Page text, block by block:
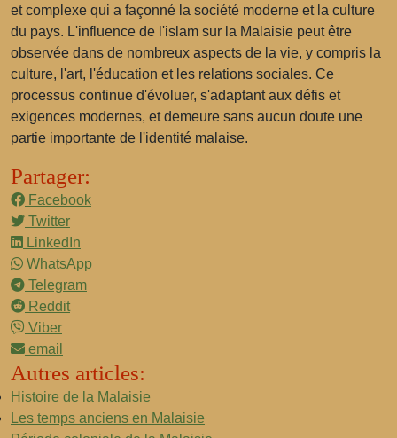
et complexe qui a façonné la société moderne et la culture
du pays. L'influence de l'islam sur la Malaisie peut être
observée dans de nombreux aspects de la vie, y compris la
culture, l'art, l'éducation et les relations sociales. Ce
processus continue d'évoluer, s'adaptant aux défis et
exigences modernes, et demeure sans aucun doute une
partie importante de l'identité malaise.
Partager:
Facebook
Twitter
LinkedIn
WhatsApp
Telegram
Reddit
Viber
email
Autres articles:
Histoire de la Malaisie
Les temps anciens en Malaisie